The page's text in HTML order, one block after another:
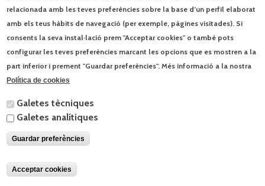
Blog El món a l’aula.
Els ets i uts de la visita papal 9/6/2026
Jocs d’estiu 3/6/2026
© Enciclopèdia Catalana, SLU | Josep Pla, 95 - 08019 Barcelona - Tel. 93
412 00 30 | Contacta|Condicions d'ús
relacionada amb les teves preferències sobre la base d’un perfil elaborat
amb els teus hàbits de navegació (per exemple, pàgines visitades). Si
consents la seva instal·lació prem "Acceptar cookies" o també pots
configurar les teves preferències marcant les opcions que es mostren a la
part inferior i prement "Guardar preferències". Més informació a la nostra
Política de cookies
Galetes tècniques
Galetes analítiques
Guardar preferències
Acceptar cookies